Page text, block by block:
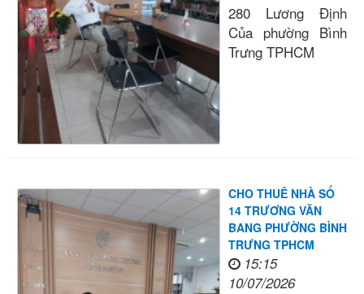
280 Lương Định
Của phường Bình
Trưng TPHCM
CHO THUÊ NHÀ SỐ
14 TRƯƠNG VĂN
BANG PHƯỜNG BÌNH
TRƯNG TPHCM
15:15
10/07/2026